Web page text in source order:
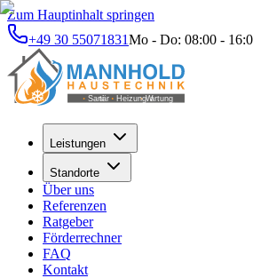
Zum Hauptinhalt springen
+49 30 55071831Mo - Do: 08:00 -
Leistungen
Standorte
Über uns
Referenzen
Ratgeber
Förderrechner
FAQ
Kontakt